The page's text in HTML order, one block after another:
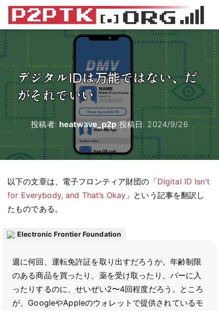
デジタルIDは万能ではない、だ
がそれでいい
投稿者: heatwave_p2p 投稿日: 2024/9/26
以下の文章は、電子フロンティア財団の「Digital ID Isn’t
for Everybody, and That’s Okay 」という記事を翻訳し
たものである。
Electronic Frontier Foundation
週に何回、運転免許証を取り出すだろうか。年齢制限
のある商品を買ったり、薬を受け取ったり、バーに入
ったりするのに、せいぜい2〜4回程度だろう。ところ
が、GoogleやAppleのウォレットで提供されているモ